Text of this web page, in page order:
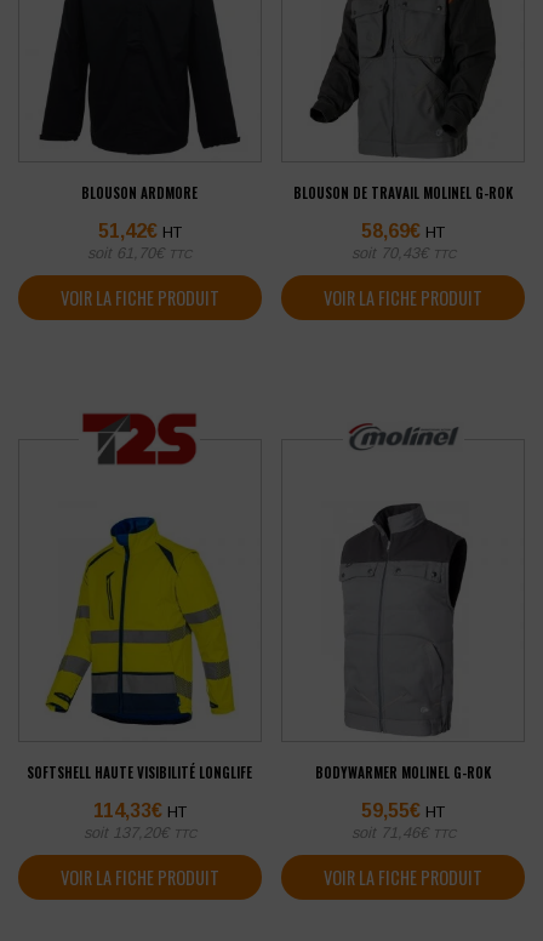
BLOUSON ARDMORE
51,42€ HT
soit 61,70€ TTC
VOIR LA FICHE PRODUIT
BLOUSON DE TRAVAIL MOLINEL G-ROK
58,69€ HT
soit 70,43€ TTC
VOIR LA FICHE PRODUIT
SOFTSHELL HAUTE VISIBILITÉ LONGLIFE
114,33€ HT
soit 137,20€ TTC
VOIR LA FICHE PRODUIT
BODYWARMER MOLINEL G-ROK
59,55€ HT
soit 71,46€ TTC
VOIR LA FICHE PRODUIT